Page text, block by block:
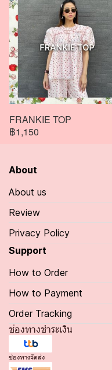
FRANKIE TOP
฿1,150
About
About us
Review
Privacy Policy
Support
How to Order
How to Payment
Order Tracking
ช่องทางชำระเงิน
ช่องทางจัดส่ง